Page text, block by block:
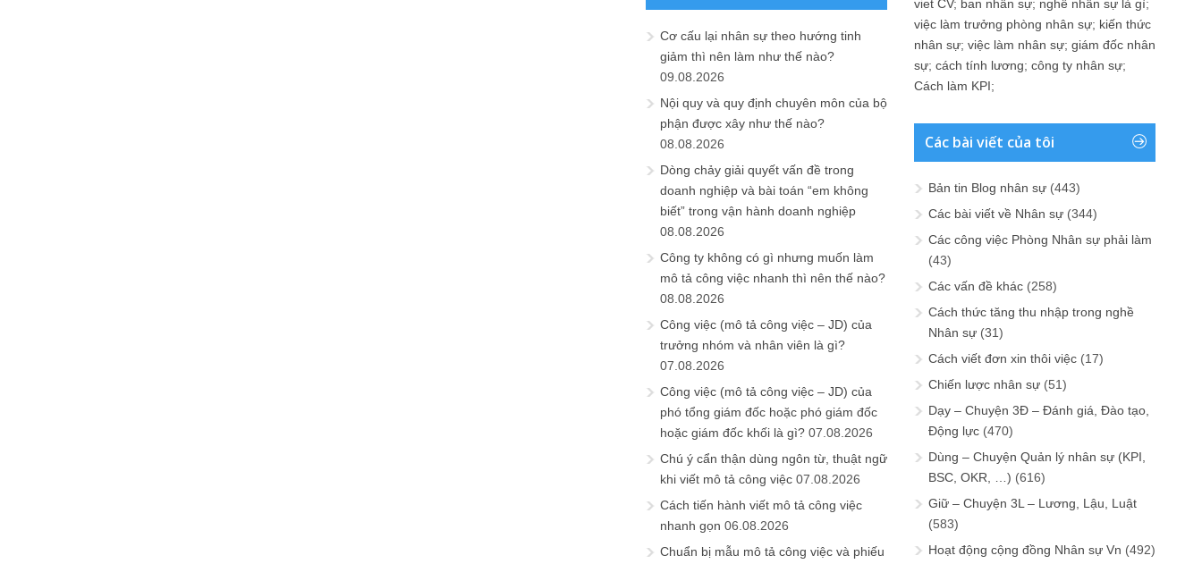
Cơ cấu lại nhân sự theo hướng tinh
giảm thì nên làm như thế nào?
09.08.2026
Nội quy và quy định chuyên môn của bộ
phận được xây như thế nào?
08.08.2026
Dòng chảy giải quyết vấn đề trong
doanh nghiệp và bài toán “em không
biết” trong vận hành doanh nghiệp
08.08.2026
Công ty không có gì nhưng muốn làm
mô tả công việc nhanh thì nên thế nào?
08.08.2026
Công việc (mô tả công việc – JD) của
trưởng nhóm và nhân viên là gì?
07.08.2026
Công việc (mô tả công việc – JD) của
phó tổng giám đốc hoặc phó giám đốc
hoặc giám đốc khối là gì? 07.08.2026
Chú ý cẩn thận dùng ngôn từ, thuật ngữ
khi viết mô tả công việc 07.08.2026
Cách tiến hành viết mô tả công việc
nhanh gọn 06.08.2026
Chuẩn bị mẫu mô tả công việc và phiếu
viet CV; ban nhân sự; nghề nhân sự là gì;
việc làm trưởng phòng nhân sự; kiến thức
nhân sự; việc làm nhân sự; giám đốc nhân
sự; cách tính lương; công ty nhân sự;
Cách làm KPI;
Các bài viết của tôi
Bản tin Blog nhân sự (443)
Các bài viết về Nhân sự (344)
Các công việc Phòng Nhân sự phải làm
(43)
Các vấn đề khác (258)
Cách thức tăng thu nhập trong nghề
Nhân sự (31)
Cách viết đơn xin thôi việc (17)
Chiến lược nhân sự (51)
Dạy – Chuyện 3Đ – Đánh giá, Đào tạo,
Động lực (470)
Dùng – Chuyện Quản lý nhân sự (KPI,
BSC, OKR, …) (616)
Giữ – Chuyện 3L – Lương, Lậu, Luật
(583)
Hoạt động cộng đồng Nhân sự Vn (492)